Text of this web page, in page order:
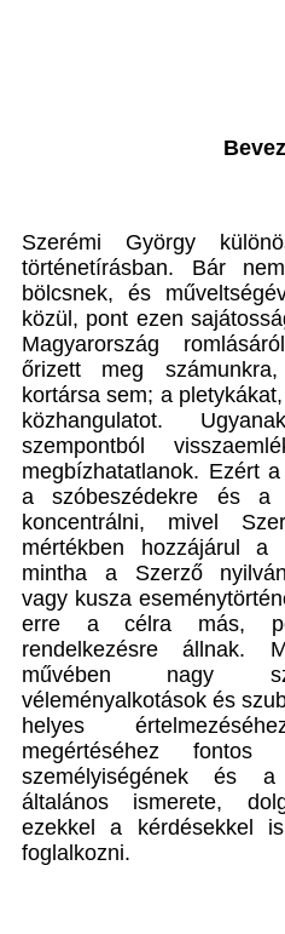
Szerémi György
történetírásban. Bár
bölcsnek, és
közül, pont ezen
Magyarország
őrizett meg
kortársa sem; a
közhangulatot.
szempontból
megbízhatatlanok. Ezért
a szóbeszédekre és a
koncentrálni, mivel
mértékben hozzájárul a
mintha a Szerző
vagy kusza
erre a célra más,
rendelkezésre állnak.
művében nagy
véleményalkotások és
helyes
megértéséhez
személyiségének és
általános ismerete,
ezekkel a kérdésekkel
foglalkozni.